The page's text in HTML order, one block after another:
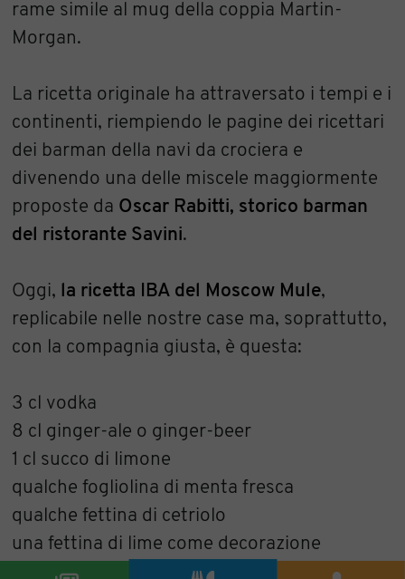
rame simile al mug della coppia Martin-
Morgan.
La ricetta originale ha attraversato i tempi e i
continenti, riempiendo le pagine dei ricettari
dei barman della navi da crociera e
divenendo una delle miscele maggiormente
proposte da Oscar Rabitti, storico barman
del ristorante Savini.
Oggi, la ricetta IBA del Moscow Mule,
replicabile nelle nostre case ma, soprattutto,
con la compagnia giusta, è questa:
3 cl vodka
8 cl ginger-ale o ginger-beer
1 cl succo di limone
qualche fogliolina di menta fresca
qualche fettina di cetriolo
una fettina di lime come decorazione